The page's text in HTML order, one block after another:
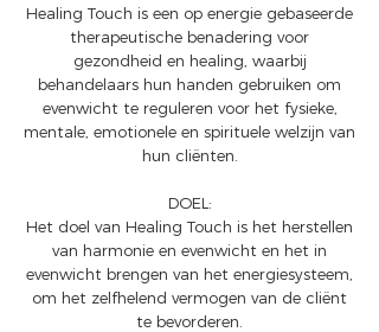
Healing Touch is een op energie gebaseerde
therapeutische benadering voor
gezondheid en healing, waarbij
behandelaars hun handen gebruiken om
evenwicht te reguleren voor het fysieke,
mentale, emotionele en spirituele welzijn van
hun cliënten.
DOEL:
Het doel van Healing Touch is het herstellen
van harmonie en evenwicht en het in
evenwicht brengen van het energiesysteem,
om het zelfhelend vermogen van de cliënt
te bevorderen.